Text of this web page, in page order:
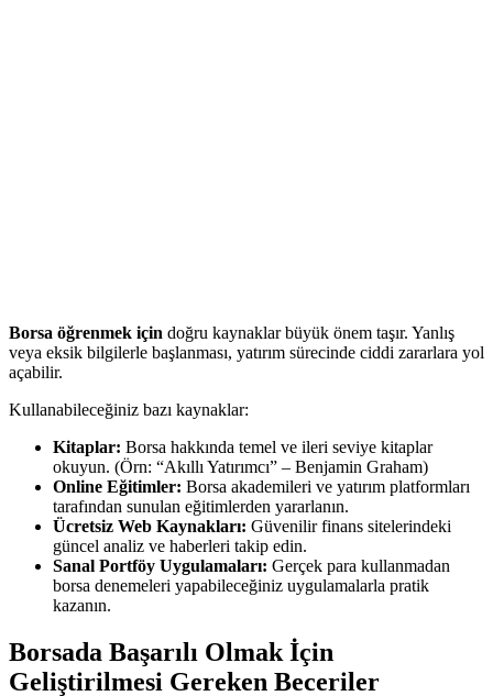
Borsa öğrenmek için doğru kaynaklar büyük önem taşır. Yanlış
veya eksik bilgilerle başlanması, yatırım sürecinde ciddi zararlara yol
açabilir.
Kullanabileceğiniz bazı kaynaklar:
Kitaplar: Borsa hakkında temel ve ileri seviye kitaplar
okuyun. (Örn: “Akıllı Yatırımcı” – Benjamin Graham)
Online Eğitimler: Borsa akademileri ve yatırım platformları
tarafından sunulan eğitimlerden yararlanın.
Ücretsiz Web Kaynakları: Güvenilir finans sitelerindeki
güncel analiz ve haberleri takip edin.
Sanal Portföy Uygulamaları: Gerçek para kullanmadan
borsa denemeleri yapabileceğiniz uygulamalarla pratik
kazanın.
Borsada Başarılı Olmak İçin
Geliştirilmesi Gereken Beceriler